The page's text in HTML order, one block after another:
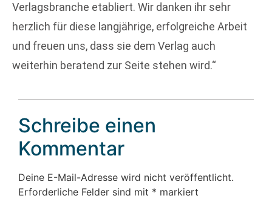
Verlagsbranche etabliert. Wir danken ihr sehr
herzlich für diese langjährige, erfolgreiche Arbeit
und freuen uns, dass sie dem Verlag auch
weiterhin beratend zur Seite stehen wird.“
Schreibe einen
Kommentar
Deine E-Mail-Adresse wird nicht veröffentlicht.
Erforderliche Felder sind mit * markiert